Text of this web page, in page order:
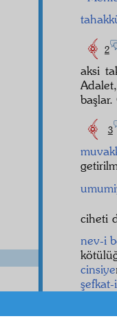
﴾ 2
aksi
3
ciheti
nev-i
cinsiye
S -